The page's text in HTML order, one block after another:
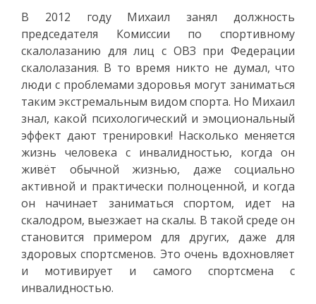
В 2012 году Михаил занял должность
председателя Комиссии по спортивному
скалолазанию для лиц с ОВЗ при Федерации
скалолазания. В то время никто не думал, что
люди с проблемами здоровья могут заниматься
таким экстремальным видом спорта. Но Михаил
знал, какой психологический и эмоциональный
эффект дают тренировки! Насколько меняется
жизнь человека с инвалидностью, когда он
живёт обычной жизнью, даже социально
активной и практически полноценной, и когда
он начинает заниматься спортом, идет на
скалодром, выезжает на скалы. В такой среде он
становится примером для других, даже для
здоровых спортсменов. Это очень вдохновляет
и мотивирует и самого спортсмена с
инвалидностью.